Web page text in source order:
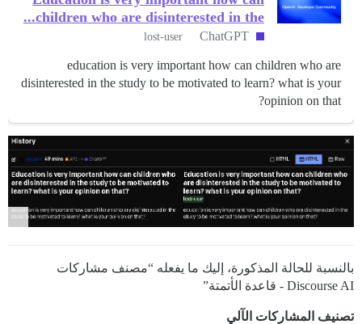
children who are disinterested in the...
ChatGPT
lost-user
education is very important how can children who are
disinterested in the study to be motivated to learn? what is your
opinion on that?
بالنسبة للحالة المذكورة، إليك ما يفعله “مصنف مشاركات
Discourse AI - قاعدة الأتمتة”
تصنيف المشاركات الآلي